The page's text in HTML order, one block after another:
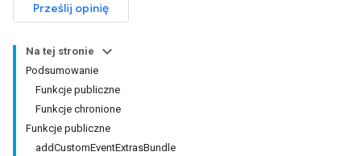
Prześlij opinię
Na tej stronie
Podsumowanie
Funkcje publiczne
Funkcje chronione
Funkcje publiczne
addCustomEventExtrasBundle